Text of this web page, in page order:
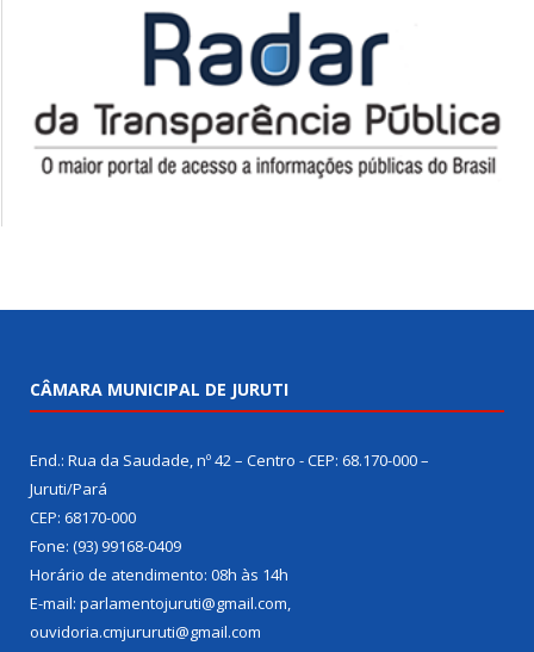
CÂMARA MUNICIPAL DE JURUTI
End.: Rua da Saudade, nº 42 – Centro - CEP: 68.170-000 –
Juruti/Pará
CEP: 68170-000
Fone: (93) 99168-0409
Horário de atendimento: 08h às 14h
E-mail: parlamentojuruti@gmail.com,
ouvidoria.cmjururuti@gmail.com